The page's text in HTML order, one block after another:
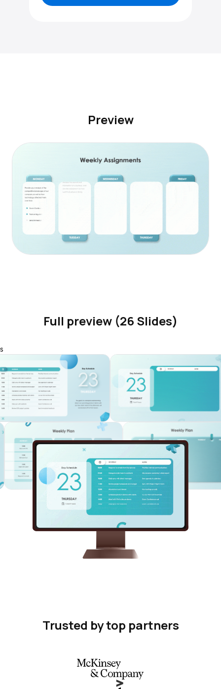
Preview
Full preview (26 Slides)
s
Trusted by top partners